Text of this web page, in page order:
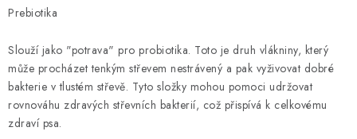
Prebiotika
Slouží jako "potrava" pro probiotika. Toto je druh vlákniny, který
může procházet tenkým střevem nestrávený a pak vyživovat dobré
bakterie v tlustém střevě. Tyto složky mohou pomoci udržovat
rovnováhu zdravých střevních bakterií, což přispívá k celkovému
zdraví psa.